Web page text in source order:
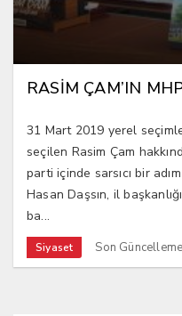
RASİM ÇAM’IN
31 Mart 2019 yerel
seçilen Rasim Çam
parti içinde sarsıcı bir
Hasan Daşsın, il
ba...
Siyaset Son